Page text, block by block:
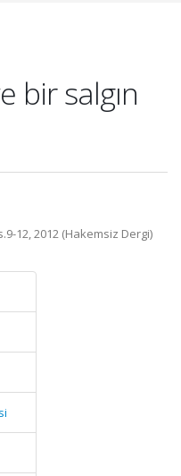
bir salgın
12, 2012 (Hakemsiz Dergi)